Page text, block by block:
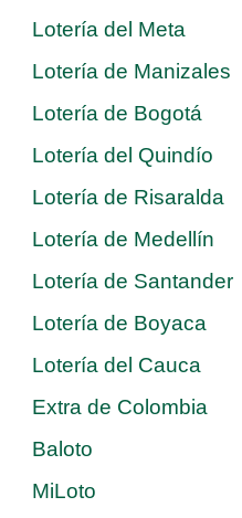
Lotería del Meta
Lotería de Manizales
Lotería de Bogotá
Lotería del Quindío
Lotería de Risaralda
Lotería de Medellín
Lotería de Santander
Lotería de Boyaca
Lotería del Cauca
Extra de Colombia
Baloto
MiLoto